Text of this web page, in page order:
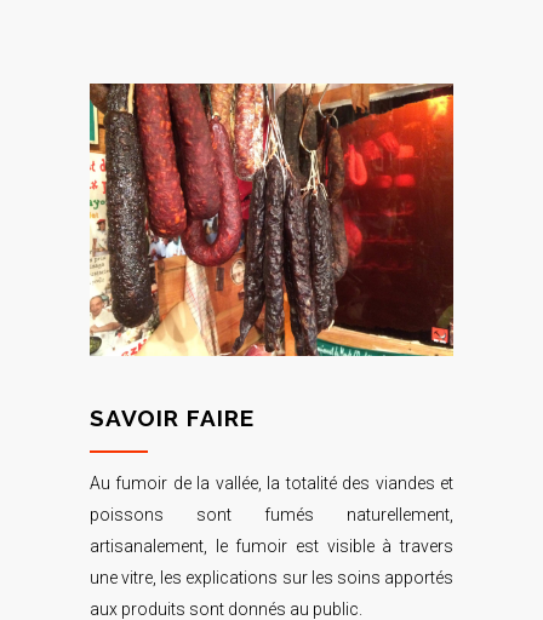
SAVOIR FAIRE
Au fumoir de la vallée, la totalité des viandes et
poissons sont fumés naturellement,
artisanalement, le fumoir est visible à travers
une vitre, les explications sur les soins apportés
aux produits sont donnés au public.